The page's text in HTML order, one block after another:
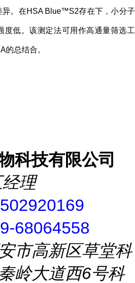
异。在HSA Blue™S2存在下，小分子
度低。该测定法可用作高通量筛选工
的总结合。
科技有限公司
理
68064558
市高新区草堂科
岭大道西6号科